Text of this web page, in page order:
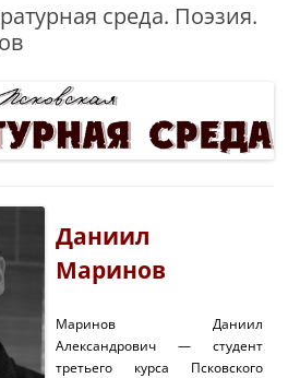
среда. Поэзия.
Даниил
Маринов
Маринов Даниил
Александрович — студент
третьего курса Псковского